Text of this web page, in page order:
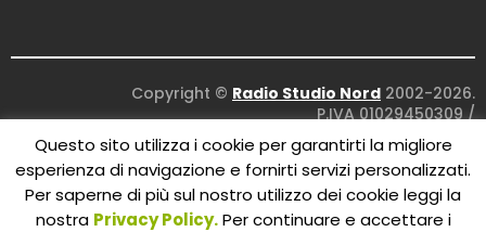
Copyright © Radio Studio Nord 2002-2026.
P.IVA 01029450309/
Concept and design:Five Studio
Maintenance:Clyco SRL. All Rights Reserved.
Questo sito utilizza i cookie per garantirti la migliore
esperienza di navigazione e fornirti servizi personalizzati.
Per saperne di più sul nostro utilizzo dei cookie leggi la
nostra Privacy Policy.Per continuare e accettare i